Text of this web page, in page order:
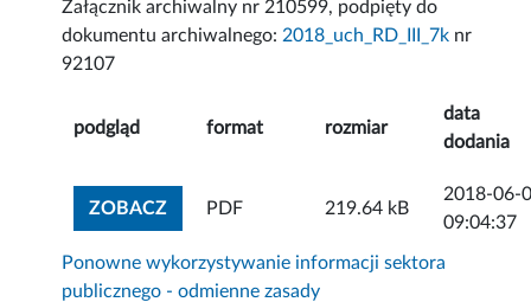
Załącznik archiwalny nr 210599, podpięty do
dokumentu archiwalnego: 2018_uch_RD_III_7k nr
92107
podgląd format rozmiar
data
dodania
ZOBACZZOBACZ ZAŁĄCZNIK
PDF 219.64 kB
2018-06-
09:04:37
Ponowne wykorzystywanie informacji sektora
publicznego - odmienne zasady